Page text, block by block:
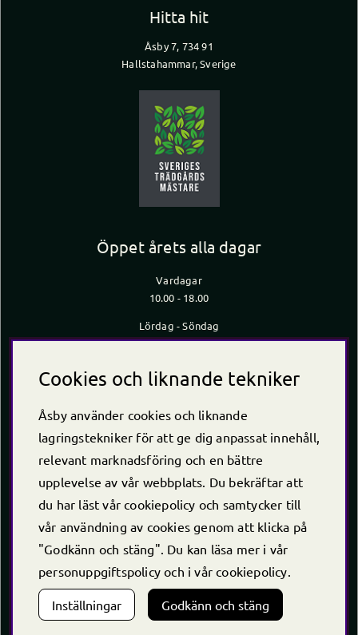
Hitta hit
Åsby 7, 734 91
Hallstahammar, Sverige
Öppet årets alla dagar
Vardagar
10.00 - 18.00
Lördag - Söndag
10.00 - 16.00
*Caféet stänger 30 min innan butiken stänger
E-post:info@asby.nu
Org nr: 556222-2900
Cookies och liknande tekniker
Åsby använder cookies och liknande
lagringstekniker för att ge dig anpassat innehåll,
relevant marknadsföring och en bättre
upplevelse av vår webbplats. Du bekräftar att
du har läst vår cookiepolicy och samtycker till
vår användning av cookies genom att klicka på
"Godkänn och stäng". Du kan läsa mer i vår
personuppgiftspolicy och i vårcookiepolicy.
Inställningar Godkänn och stäng